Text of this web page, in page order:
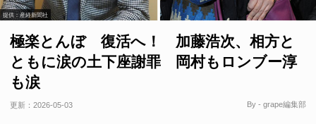
提供：産経新聞社
極楽とんぼ 復活へ！ 加藤浩次、相方と
ともに涙の土下座謝罪 岡村もロンブー淳
も涙
更新： 2026-05-03 By - grape編集部